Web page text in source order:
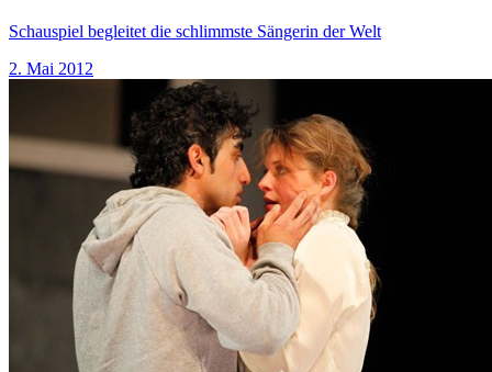
Schauspiel begleitet die schlimmste Sängerin der Welt
2. Mai 2012